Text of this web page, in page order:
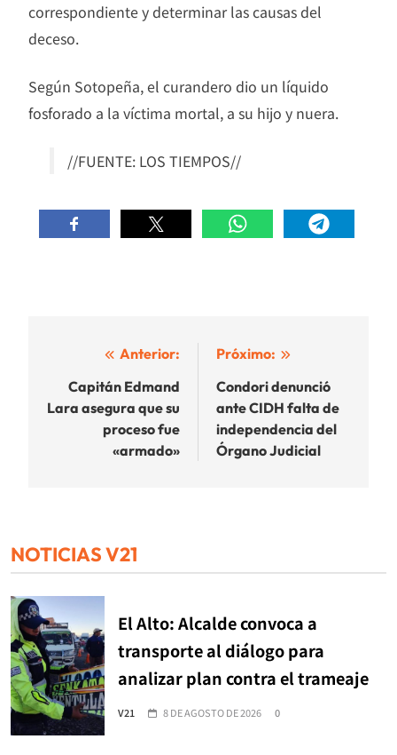
correspondiente y determinar las causas del
deceso.
Según Sotopeña, el curandero dio un líquido
fosforado a la víctima mortal, a su hijo y nuera.
//FUENTE: LOS TIEMPOS//
Navegación
de
entradas
Anterior:
Capitán Edmand
Lara asegura que su
proceso fue
«armado»
Próximo:
Condori denunció
ante CIDH falta de
independencia del
Órgano Judicial
NOTICIAS V21
El Alto: Alcalde convoca a
transporte al diálogo para
analizar plan contra el trameaje
V21 8 DE AGOSTO DE 2026 0